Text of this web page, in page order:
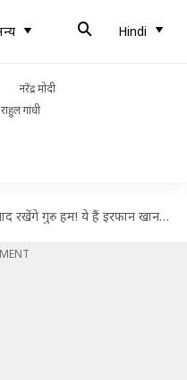
Hindi
नरेंद्र मोदी
राहुल गांधी
गुरु हम! ये हैं इरफान खान के कुछ बेस्ट फिल्मी डायलॉग